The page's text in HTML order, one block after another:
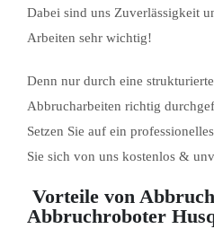
Dabei sind uns Zuverlässigkeit
Arbeiten sehr wichtig!
Denn nur durch eine
Abbrucharbeiten richtig
Setzen Sie auf ein
Sie sich von uns kostenlos &
Vorteile von
Abbruchroboter